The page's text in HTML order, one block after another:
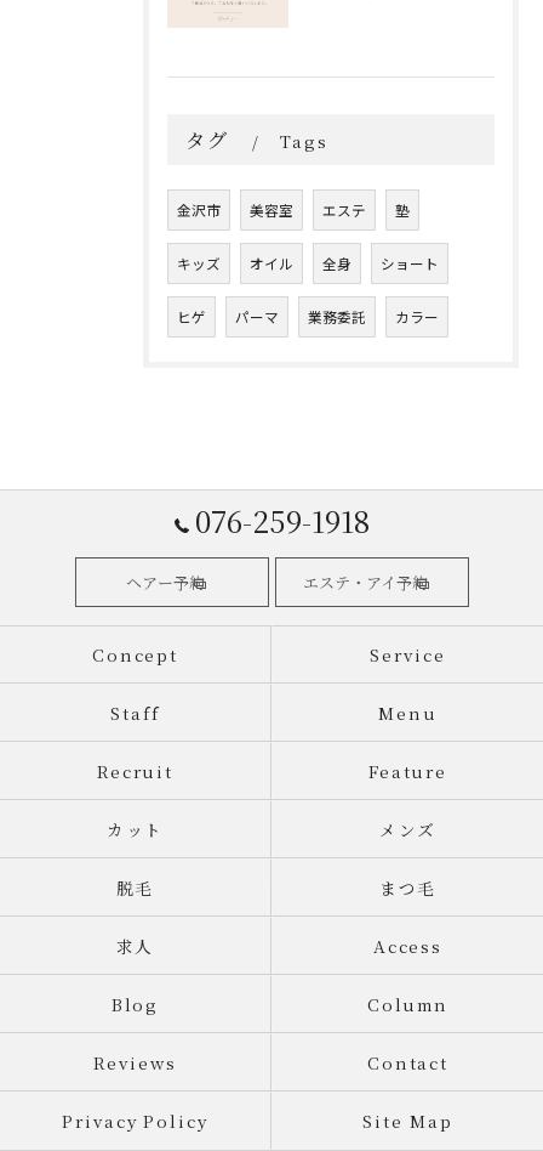
タグ Tags
金沢市 美容室 エステ 塾
キッズ オイル 全身 ショート
ヒゲ パーマ 業務委託 カラー
076-259-1918
ヘアー予約 エステ・アイ予約
Concept Service
Staff Menu
Recruit Feature
カット メンズ
脱毛 まつ毛
求人 Access
Blog Column
Reviews Contact
Privacy Policy Site Map